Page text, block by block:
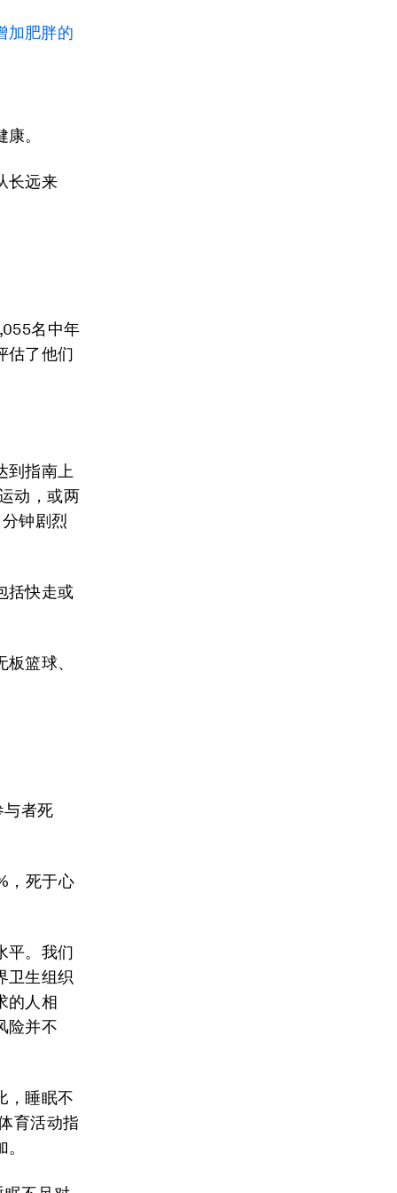
加肥胖的
。
长远来
名中年
估了他们
到指南上
动，或两
钟剧烈
括快走或
篮球、
与者死
，死于心
平。我们
卫生组织
的人相
险并不
，睡眠不
育活动指